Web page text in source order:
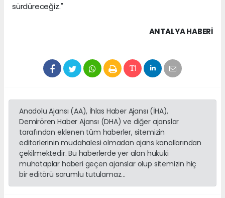
sürdüreceğiz."
ANTALYA HABERİ
Anadolu Ajansı (AA), İhlas Haber Ajansı (İHA),
Demirören Haber Ajansı (DHA) ve diğer ajanslar
tarafından eklenen tüm haberler, sitemizin
editörlerinin müdahalesi olmadan ajans kanallarından
çekilmektedir. Bu haberlerde yer alan hukuki
muhataplar haberi geçen ajanslar olup sitemizin hiç
bir editörü sorumlu tutulamaz...